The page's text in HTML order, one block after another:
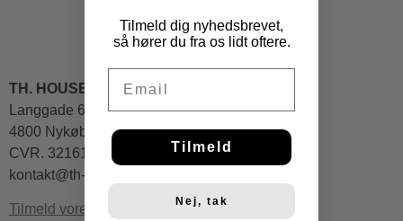
TH. HOUSE of
FASHION & ART
Langgade 6-8
4800 Nykøbing F
CVR. 32161413
kontakt@th-houseof.dk
Tilmeld vores nyhedsbrev
Tilmeld dig nyhedsbrevet,
så hører du fra os lidt oftere.
Tilmeld
Nej, tak